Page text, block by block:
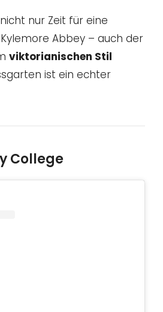
nur Zeit für eine
Abbey – auch der
viktorianischen Stil
ist ein echter
College